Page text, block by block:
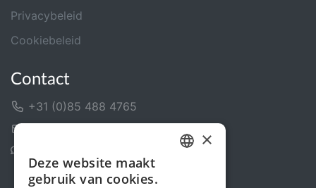
Privacybeleid
Cookiebeleid
Contact
+31 (0)85 488 4765
×
Deze website maakt
gebruik van cookies.